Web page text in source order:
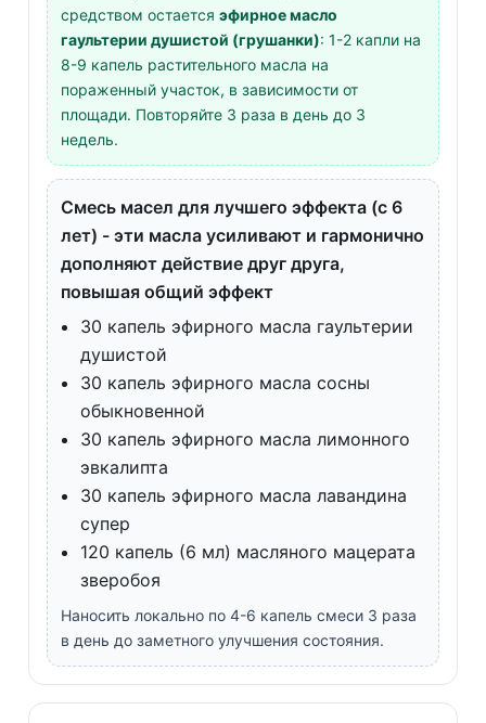
средством остается эфирное масло
гаультерии душистой (грушанки): 1-2 капли на
8-9 капель растительного масла на
пораженный участок, в зависимости от
площади. Повторяйте 3 раза в день до 3
недель.
Смесь масел для лучшего эффекта (с 6
лет) - эти масла усиливают и гармонично
дополняют действие друг друга,
повышая общий эффект
30 капель эфирного масла гаультерии
душистой
30 капель эфирного масла сосны
обыкновенной
30 капель эфирного масла лимонного
эвкалипта
30 капель эфирного масла лавандина
супер
120 капель (6 мл) масляного мацерата
зверобоя
Наносить локально по 4-6 капель смеси 3 раза
в день до заметного улучшения состояния.